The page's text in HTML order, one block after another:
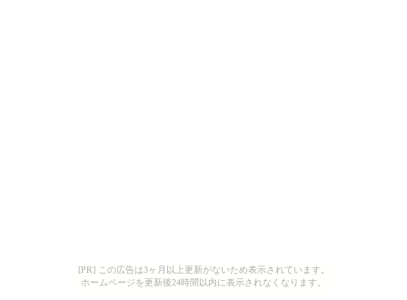
[PR] この広告は3ヶ月以上更新がないため表示されています。
ホームページを更新後24時間以内に表示されなくなります。